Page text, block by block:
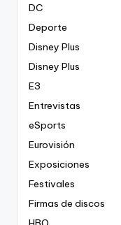
DC
Deporte
Disney Plus
Disney Plus
E3
Entrevistas
eSports
Eurovisión
Exposiciones
Festivales
Firmas de discos